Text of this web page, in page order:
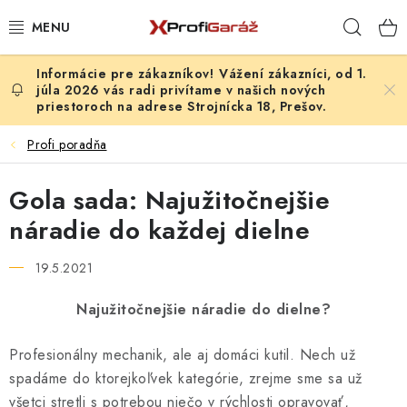
na
REALIZÁCIE & RIEŠENIA
AKCIE A NOVINKY
NÁRADIE PODĽA TYPU OPRAVY
VYBAVENIE DIELNE
ČISTENIE A UMÝVANIE
Vážení zákazníci, od 1.
júla 2026 vás radi privítame v našich nových
priestoroch na adrese Strojnícka 18, Prešov.
Profi poradňa
Gola sada: Najužitočnejšie
náradie do každej dielne
19.5.2021
Najužitočnejšie náradie do dielne?
Profesionálny mechanik, ale aj domáci kutil. Nech už
spadáme do ktorejkoľvek kategórie, zrejme sme sa už
všetci stretli s potrebou niečo v rýchlosti opravovať,